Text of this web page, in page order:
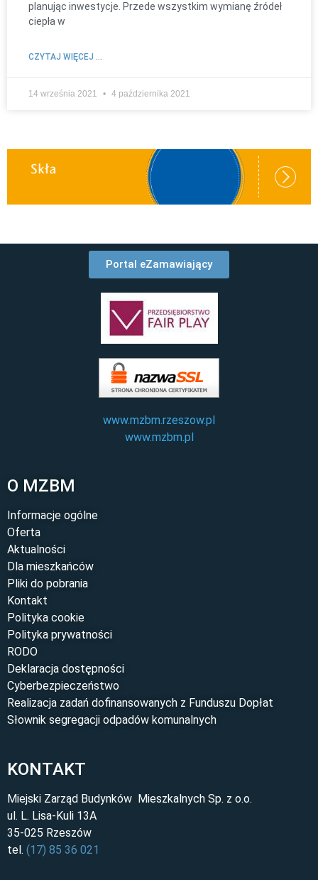
planując inwestycje. Przede wszystkim wymianę źródeł
ciepła w
CZYTAJ WIĘCEJ ...
14 września 2021 4 października 2021
KONTAKT
Miejski Zarząd Budynków Mieszkalnych Sp. z o.o.
ul. L. Lisa-Kuli 13A
35-025 Rzeszów
tel. (17) 85 36 021
O MZBM
Informacje ogólne
Oferta
Aktualności
Dla mieszkańców
Pliki do pobrania
Kontakt
Polityka cookie
Polityka prywatności
RODO
Deklaracja dostępności
Cyberbezpieczeństwo
Realizacja zadań dofinansowanych z Funduszu Dopłat
Słownik segregacji odpadów komunalnych
Portal eZamawiający
www.mzbm.rzeszow.pl
www.mzbm.pl